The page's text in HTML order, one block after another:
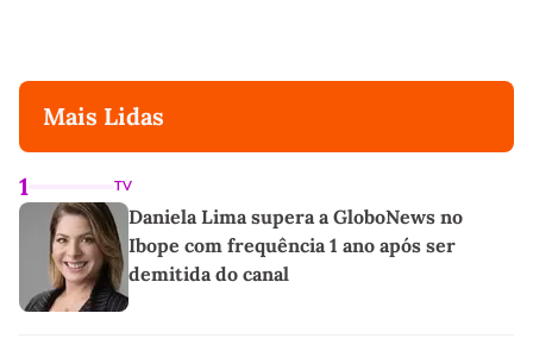
Mais Lidas
1 TV
Daniela Lima supera a GloboNews no
Ibope com frequência 1 ano após ser
demitida do canal